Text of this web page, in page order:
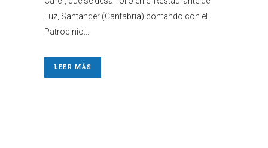
Luz, Santander (Cantabria) contando con el
Patrocinio...
LEER MÁS